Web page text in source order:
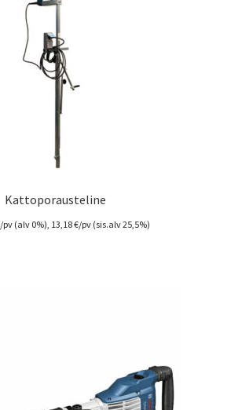
Kattoporausteline
/pv (alv 0%), 13,18€/pv (sis.alv 25,5%)